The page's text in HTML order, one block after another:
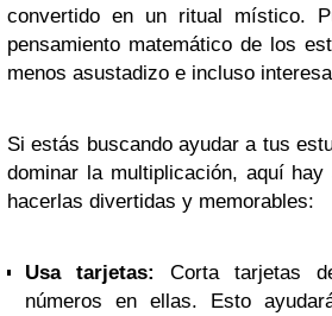
convertido en un ritual místico.
pensamiento matemático de los
menos asustadizo e incluso
Si estás buscando ayudar a tus
dominar la multiplicación, aquí hay
hacerlas divertidas y memorables:
Usa tarjetas:
Corta tarjetas
números en ellas. Esto